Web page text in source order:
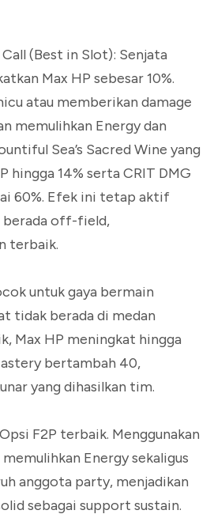
(Best in Slot): Senjata
Max HP sebesar 10%.
atau memberikan damage
memulihkan Energy dan
Sea’s Sacred Wine yang
hingga 14% serta CRIT DMG
60%. Efek ini tetap aktif
berada off-field,
terbaik.
untuk gaya bermain
tidak berada di medan
Max HP meningkat hingga
bertambah 40,
yang dihasilkan tim.
F2P terbaik. Menggunakan
Energy sekaligus
anggota party, menjadikan
sebagai support sustain.